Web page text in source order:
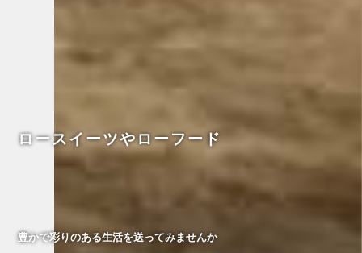
ロースイーツやローフード
豊かで彩りのある生活を送ってみませんか